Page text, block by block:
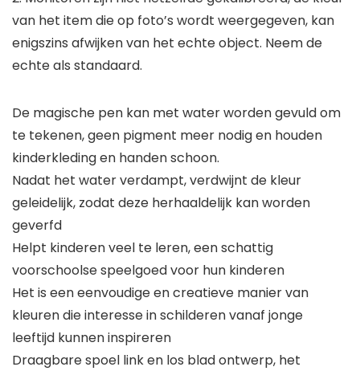
van het item die op foto’s wordt weergegeven, kan
enigszins afwijken van het echte object. Neem de
echte als standaard.
De magische pen kan met water worden gevuld om
te tekenen, geen pigment meer nodig en houden
kinderkleding en handen schoon.
Nadat het water verdampt, verdwijnt de kleur
geleidelijk, zodat deze herhaaldelijk kan worden
geverfd
Helpt kinderen veel te leren, een schattig
voorschoolse speelgoed voor hun kinderen
Het is een eenvoudige en creatieve manier van
kleuren die interesse in schilderen vanaf jonge
leeftijd kunnen inspireren
Draagbare spoel link en los blad ontwerp, het